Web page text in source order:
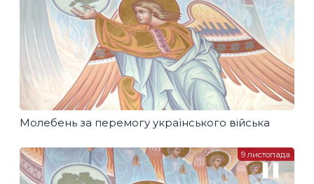
Молебень за перемогу українського війська
9 листопада